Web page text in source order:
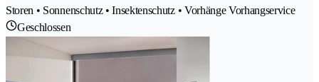
Storen • Sonnenschutz • Insektenschutz • Vorhänge Vorhangservice
Geschlossen